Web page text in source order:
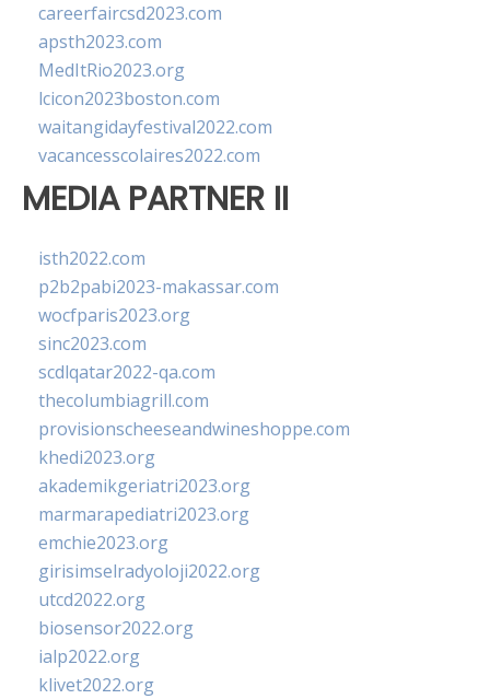
careerfaircsd2023.com
apsth2023.com
MedItRio2023.org
lcicon2023boston.com
waitangidayfestival2022.com
vacancesscolaires2022.com
MEDIA PARTNER II
isth2022.com
p2b2pabi2023-makassar.com
wocfparis2023.org
sinc2023.com
scdlqatar2022-qa.com
thecolumbiagrill.com
provisionscheeseandwineshoppe.com
khedi2023.org
akademikgeriatri2023.org
marmarapediatri2023.org
emchie2023.org
girisimselradyoloji2022.org
utcd2022.org
biosensor2022.org
ialp2022.org
klivet2022.org